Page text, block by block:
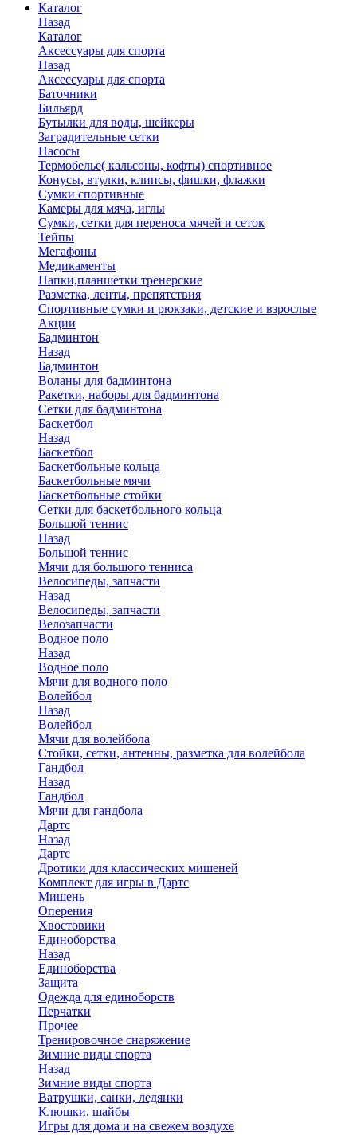
Каталог
Назад
Каталог
Аксессуары для спорта
Назад
Аксессуары для спорта
Баточники
Бильярд
Бутылки для воды, шейкеры
Заградительные сетки
Насосы
Термобелье( кальсоны, кофты) спортивное
Конусы, втулки, клипсы, фишки, флажки
Сумки спортивные
Камеры для мяча, иглы
Сумки, сетки для переноса мячей и сеток
Тейпы
Мегафоны
Медикаменты
Папки,планшетки тренерские
Разметка, ленты, препятствия
Спортивные сумки и рюкзаки, детские и взрослые
Акции
Бадминтон
Назад
Бадминтон
Воланы для бадминтона
Ракетки, наборы для бадминтона
Сетки для бадминтона
Баскетбол
Назад
Баскетбол
Баскетбольные кольца
Баскетбольные мячи
Баскетбольные стойки
Сетки для баскетбольного кольца
Большой теннис
Назад
Большой теннис
Мячи для большого тенниса
Велосипеды, запчасти
Назад
Велосипеды, запчасти
Велозапчасти
Водное поло
Назад
Водное поло
Мячи для водного поло
Волейбол
Назад
Волейбол
Мячи для волейбола
Стойки, сетки, антенны, разметка для волейбола
Гандбол
Назад
Гандбол
Мячи для гандбола
Дартс
Назад
Дартс
Дротики для классических мишеней
Комплект для игры в Дартс
Мишень
Оперения
Хвостовики
Единоборства
Назад
Единоборства
Защита
Одежда для единоборств
Перчатки
Прочее
Тренировочное снаряжение
Зимние виды спорта
Назад
Зимние виды спорта
Ватрушки, санки, ледянки
Клюшки, шайбы
Игры для дома и на свежем воздухе